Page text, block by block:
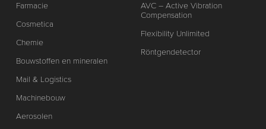
Farmacie
Cosmetica
Chemie
Bouwstoffen en mineralen
Mail & Logistics
Machinebouw
Aerosolen
AVC – Active Vibration
Compensation
Flexibility Unlimited
Röntgendetector